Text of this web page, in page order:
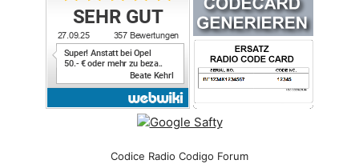
Codice Radio Codigo Forum